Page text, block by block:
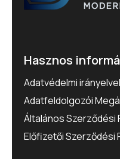
Hasznos
Adatvédelmi
Adatfeldolgozói
Általános Szerződési
Előfizetői Szerződési